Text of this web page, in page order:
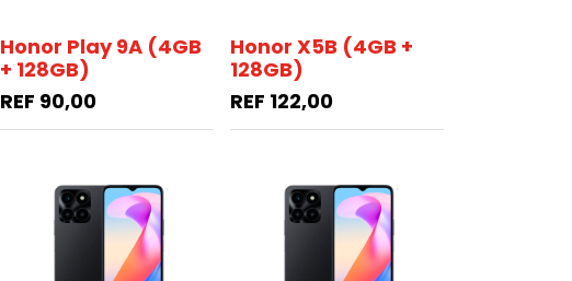
Honor Play 9A (4GB
+ 128GB)
REF 90,00
Honor X5B (4GB +
128GB)
REF 122,00